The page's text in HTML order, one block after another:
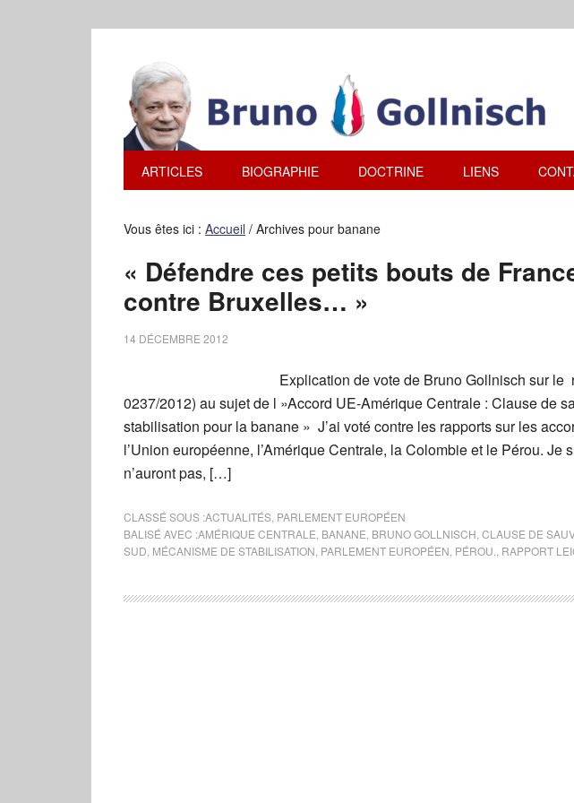
ARTICLES BIOGRAPHIE DOCTRINE LIENS
Vous êtes ici : Accueil / Archives pour banane
« Défendre ces petits bouts de
contre Bruxelles… »
14 DÉCEMBRE 2012
Explication de vote de Bruno Gollnisch sur le
0237/2012) au sujet de l »Accord UE-Amérique Centrale : Clause de
stabilisation pour la banane » J’ai voté contre les rapports sur les
l’Union européenne, l’Amérique Centrale, la Colombie et le Pérou. Je
n’auront pas, […]
CLASSÉ SOUS :ACTUALITÉS PARLEMENT EUROPÉEN
BALISÉ AVEC :AMÉRIQUE CENTRALE BANANE BRUNO GOLLNISCH CLAUSE DE
SUD MÉCANISME DE STABILISATION PARLEMENT EUROPÉEN PÉROU. RAPPORT